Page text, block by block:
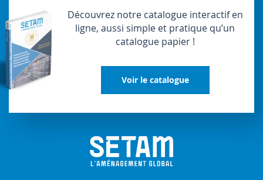
Découvrez notre catalogue interactif en
ligne, aussi simple et pratique qu’un
catalogue papier !
Voir le catalogue